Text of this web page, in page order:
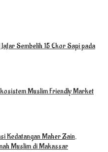
Sembelih 15 Ekor Sapi pada
Muslim Friendly Market
Kedatangan Maher Zain,
Muslim di Makassar